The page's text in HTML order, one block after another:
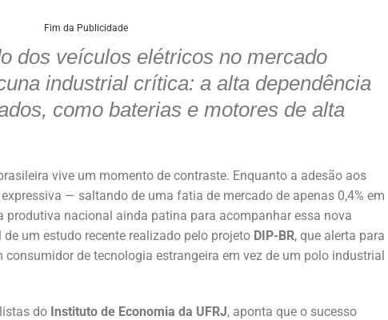
Fim da Publicidade
dos veículos elétricos no mercado
industrial crítica: a alta dependência
como baterias e motores de alta
vive um momento de contraste. Enquanto a adesão aos
— saltando de uma fatia de mercado de apenas 0,4% em
produtiva nacional ainda patina para acompanhar essa nova
um estudo recente realizado pelo projeto DIP-BR, que alerta para
consumidor de tecnologia estrangeira em vez de um polo industrial
do Instituto de Economia da UFRJ, aponta que o sucesso